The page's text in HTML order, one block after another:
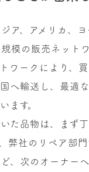
ア、アメリカ、
模の販売ネット
ワークにより、
へ輸送し、最適
ます。
た品物は、まず
弊社のリペア部門
、次のオーナー